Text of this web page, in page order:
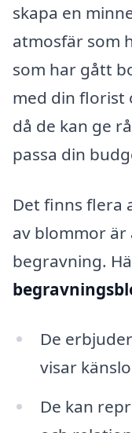
skapa en
atmosfär som
som har gått
med din florist
då de kan ge
passa din
Det finns flera
av blommor är
begravning.
De
visar
De kan